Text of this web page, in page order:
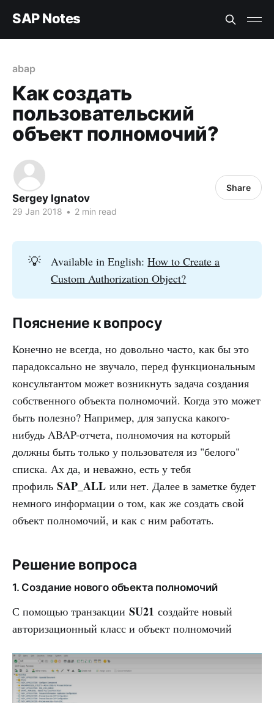
SAP Notes
abap
Как создать
пользовательский
объект полномочий?
Sergey Ignatov
29 Jan 2018 • 2 min read
Share
💡 Available in English:How to Create a
Custom Authorization Object?
Пояснение к вопросу
Конечно не всегда, но довольно часто, как бы это
парадоксально не звучало, перед функциональным
консультантом может возникнуть задача создания
собственного объекта полномочий. Когда это может
быть полезно? Например, для запуска какого-
нибудь ABAP-отчета, полномочия на который
должны быть только у пользователя из "белого"
списка. Ах да, и неважно, есть у тебя
профиль SAP_ALL или нет. Далее в заметке будет
немного информации о том, как же создать свой
объект полномочий, и как с ним работать.
Решение вопроса
1. Создание нового объекта полномочий
С помощью транзакции SU21 создайте новый
авторизационный класс и объект полномочий